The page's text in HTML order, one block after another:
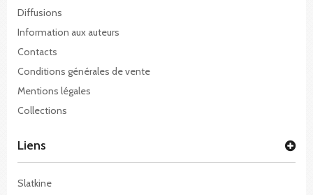
Diffusions
Information aux auteurs
Contacts
Conditions générales de vente
Mentions légales
Collections
Liens
Slatkine